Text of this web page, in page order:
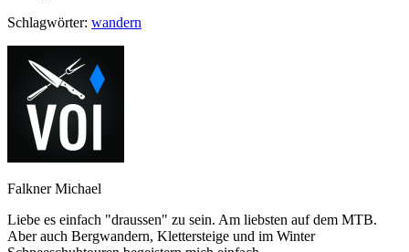
Schlagwörter: wandern
Falkner Michael
Liebe es einfach "draussen" zu sein. Am liebsten auf dem MTB.
Aber auch Bergwandern, Klettersteige und im Winter